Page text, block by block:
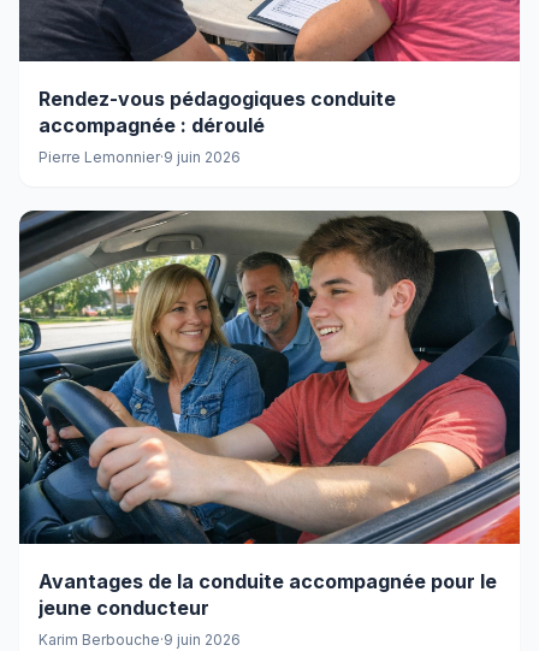
Rendez-vous pédagogiques conduite
accompagnée : déroulé
Pierre Lemonnier·9 juin 2026
Avantages de la conduite accompagnée pour le
jeune conducteur
Karim Berbouche·9 juin 2026